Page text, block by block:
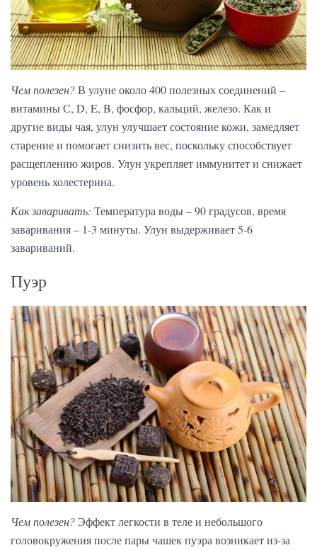
Чем полезен?В улуне около 400 полезных соединений –
витамины С, D, E, B, фосфор, кальций, железо. Как и
другие виды чая, улун улучшает состояние кожи, замедляет
старение и помогает снизить вес, поскольку способствует
расщеплению жиров. Улун укрепляет иммунитет и снижает
уровень холестерина.
Как заваривать: Температура воды – 90 градусов, время
заваривания – 1-3 минуты. Улун выдерживает 5-6
завариваний.
Пуэр
Чем полезен? Эффект легкости в теле и небольшого
головокружения после пары чашек пуэра возникает из-за